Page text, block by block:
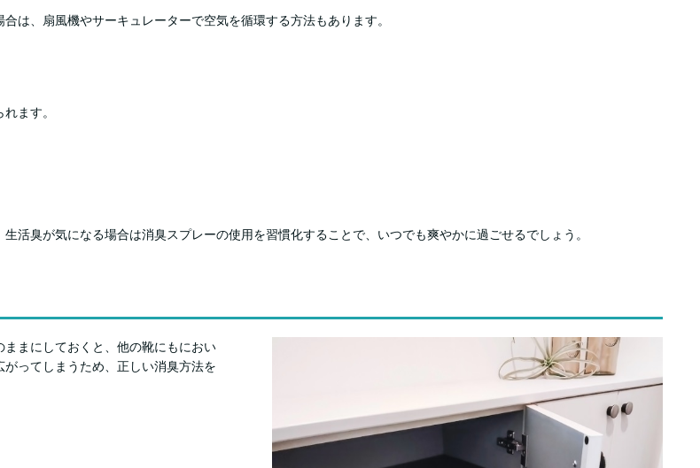
は、扇風機やサーキュレーターで空気を循環する方法もあります。
ます。
活臭が気になる場合は消臭スプレーの使用を習慣化することで、いつでも爽やかに過ごせるでしょう。
まにしておくと、他の靴にもにおい
ってしまうため、正しい消臭方法を